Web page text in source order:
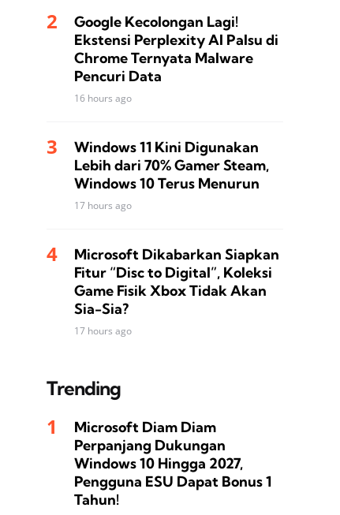
Google Kecolongan Lagi!
Ekstensi Perplexity AI Palsu di
Chrome Ternyata Malware
Pencuri Data
16 hours ago
Windows 11 Kini Digunakan
Lebih dari 70% Gamer Steam,
Windows 10 Terus Menurun
17 hours ago
Microsoft Dikabarkan Siapkan
Fitur “Disc to Digital”, Koleksi
Game Fisik Xbox Tidak Akan
Sia-Sia?
17 hours ago
Trending
Microsoft Diam Diam
Perpanjang Dukungan
Windows 10 Hingga 2027,
Pengguna ESU Dapat Bonus 1
Tahun!